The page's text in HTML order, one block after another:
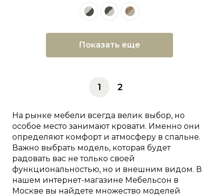
Показать еще
1 2
На рынке мебели всегда велик выбор, но
особое место занимают кровати. Именно они
определяют комфорт и атмосферу в спальне.
Важно выбрать модель, которая будет
радовать вас не только своей
функциональностью, но и внешним видом. В
нашем интернет-магазине Мебельсон в
Москве вы найдете множество моделей